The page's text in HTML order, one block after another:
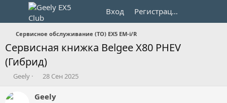
Вход Регистрация
Сервисное обслуживание (ТО) EX5 EM-i/R
Сервисная книжка Belgee X80 PHEV
(Гибрид)
А
т
Geely
Д
т
28 Сен 2025
Geely